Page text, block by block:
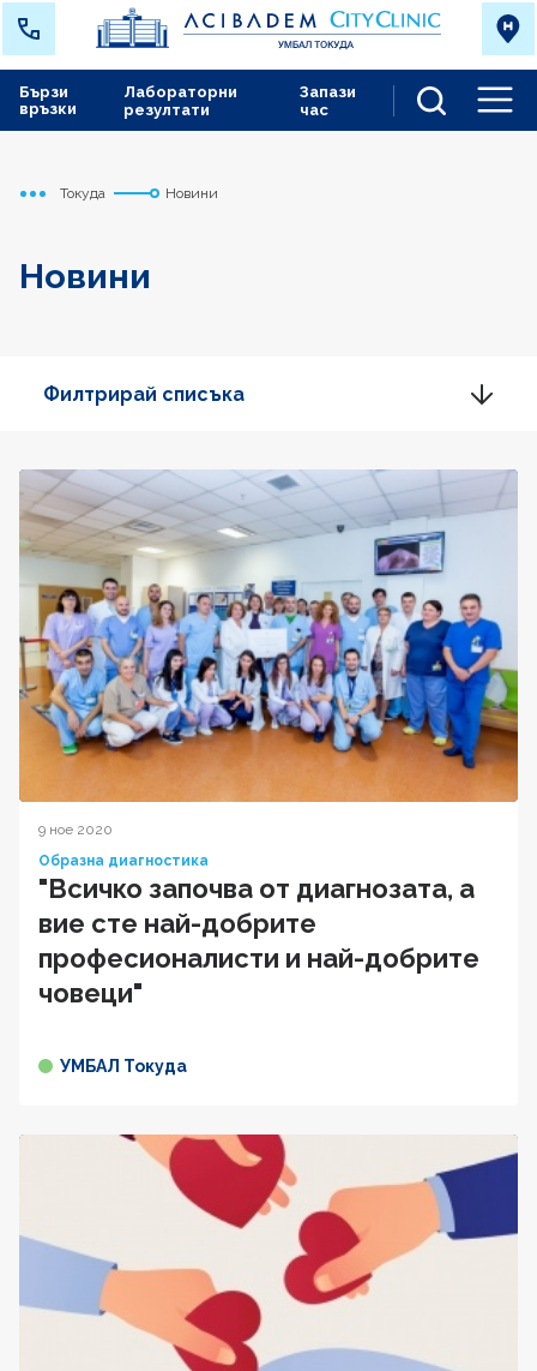
Лабораторни
резултати
Запази
час
Бързи
връзки
Начало
Токуда Новини
Новини
Филтрирай списъка
9 ное 2020
Образна диагностика
"Всичко започва от диагнозата, а
вие сте най-добрите
професионалисти и най-добрите
човеци"
УМБАЛ Токуда